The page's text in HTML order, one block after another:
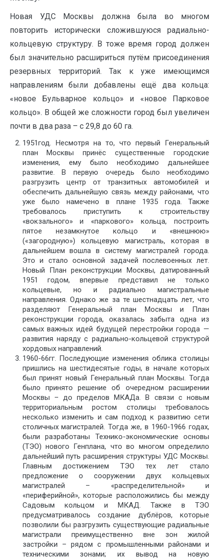
Новая УДС Москвы должна была во многом
повторить исторически сложившуюся радиально-
кольцевую структуру. В тоже время город должен
был значительно расшириться путём присоединения
резервных территорий. Так к уже имеющимся
направлениям были добавлены ещё два кольца:
«новое Бульварное кольцо» и «новое Парковое
кольцо». В общей же сложности город был увеличен
почти в два раза – с 29,8 до 60 га.
1951год. Несмотря на то, что первый Генеральный
план Москвы принёс существенные городские
изменения, ему было необходимо дальнейшее
развитие. В первую очередь было необходимо
разгрузить центр от транзитных автомобилей и
обеспечить дальнейшую связь между районами, что
уже было намечено в плане 1935 года. Также
требовалось приступить к строительству
«вокзального» и «паркового» кольца, построить
пятое незамкнутое кольцо и «внешнюю»
(«загородную») кольцевую магистраль, которая в
дальнейшем вошла в систему магистралей города.
Это и стало основной задачей послевоенных лет.
Новый План реконструкции Москвы, датированный
1951 годом, впервые представил не только
кольцевые, но и радиально магистральные
направления. Однако же за те шестнадцать лет, что
разделяют Генеральный план Москвы и План
реконструкции города, оказалась забыта одна из
самых важных идей будущей перестройки города —
развития наряду с радиально-кольцевой структурой
хордовых направлений.
1960-66гг. Последующие изменения облика столицы
пришлись на шестидесятые годы, в начале которых
был принят новый Генеральный план Москвы. Тогда
было принято решение об очередном расширении
Москвы – до пределов МКАДа. В связи с новым
территориальным ростом столицы требовалось
несколько изменить и сам подход к развитию сети
столичных магистралей. Тогда же, в 1960-1966 годах,
были разработаны Технико-экономические основы
(ТЭО) нового Генплана, что во многом определило
дальнейший путь расширения структуры УДС Москвы.
Главным достижением ТЭО тех лет стало
предложение о сооружении двух кольцевых
магистралей – «распределительной» и
«периферийной», которые расположились бы между
Садовым кольцом и МКАД. Также в ТЭО
предусматривалось создание дублёров, которые
позволили бы разгрузить существующие радиальные
магистрали преимущественно вне зон жилой
застройки – рядом с промышленными районами и
техническими зонами; их вывод на новую